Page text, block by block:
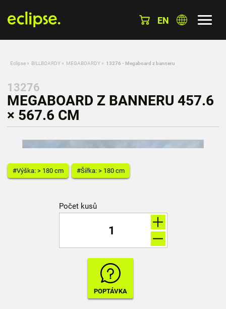
EN
Eclipse » BILLBOARDY » MEGABOARDY » 13276 - Megaboard z banneru
13276
MEGABOARD Z BANNERU 457.6
× 567.6 CM
#Výška: > 180 cm #Šířka: > 180 cm
Počet kusů